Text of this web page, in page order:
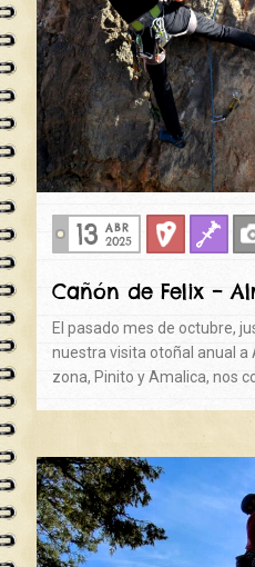
DeportivaFisuras
13 ABR
2025
Cañón de Felix –
El pasado mes de octubre,
nuestra visita otoñal anual a
zona, Pinito y Amalica, nos